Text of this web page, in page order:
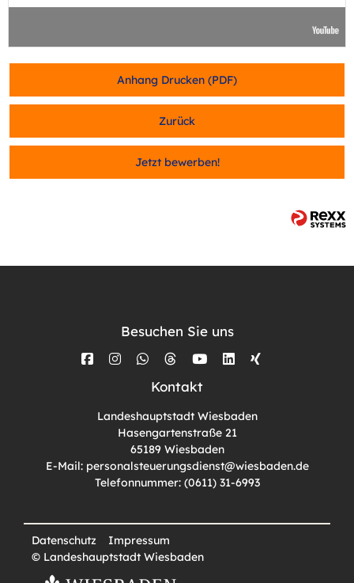
Anhang Drucken (PDF)
Zurück
Jetzt bewerben!
Besuchen Sie uns
Kontakt
Landeshauptstadt Wiesbaden
Hasengartenstraße 21
65189 Wiesbaden
E-Mail: personalsteuerungsdienst@wiesbaden.de
Telefonnummer: (0611) 31-6993
Datenschutz
Impressum
© Landeshauptstadt Wiesbaden